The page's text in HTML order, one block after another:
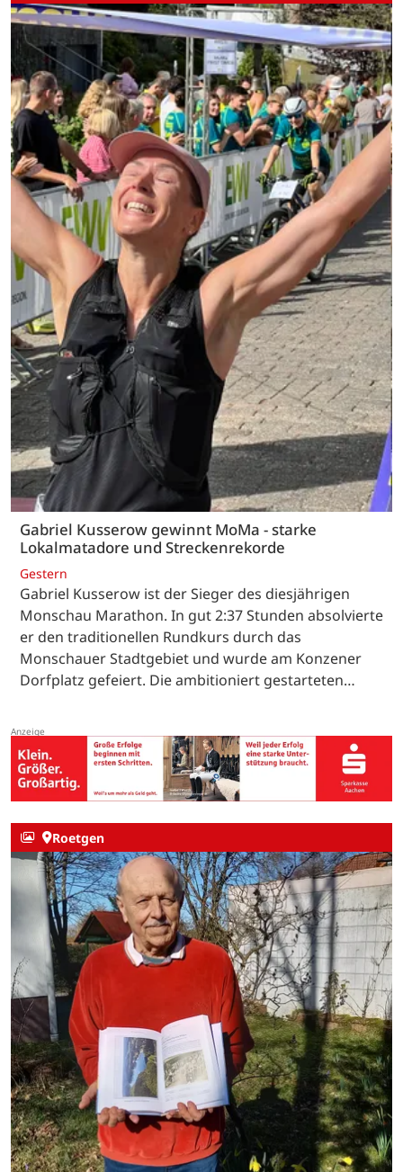
Gabriel Kusserow gewinnt MoMa - starke
Lokalmatadore und Streckenrekorde
Gestern
Gabriel Kusserow ist der Sieger des diesjährigen
Monschau Marathon. In gut 2:37 Stunden absolvierte
er den traditionellen Rundkurs durch das
Monschauer Stadtgebiet und wurde am Konzener
Dorfplatz gefeiert. Die ambitioniert gestarteten…
Roetgen